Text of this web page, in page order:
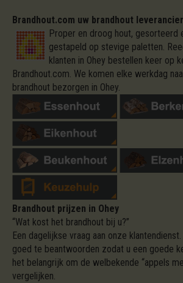
Brandhout.com uw brandhout
Proper en droog hout, gesorteerd
gestapeld op stevige paletten.
klanten in Ohey bestellen keer op
Brandhout.com. We komen elke werkdag
brandhout bezorgen in Ohey.
Brandhout prijzen in Ohey
“Wat kost het brandhout bij u?”
Een dagelijkse vraag aan onze
goed te beantwoorden zodat u een goede
het belangrijk om de welbekende “appels
vergelijken.